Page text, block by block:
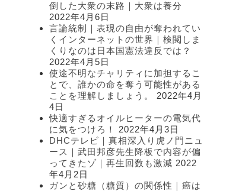
倒した大衆の末路｜大衆は養分
2022年4月6日
言論統制｜表現の自由が奪われてい
くインターネットの世界｜検閲しま
くりなのは日本国憲法違反では？
2022年4月5日
使途不明なチャリティに加担するこ
とで、誰かの命を奪う可能性がある
ことを理解しましょう。
2022年4月
4日
快適すぎるオイルヒーターの電気代
に気をつけろ！
2022年4月3日
DHCテレビ｜真相深入り虎ノ門ニュ
ース｜武田邦彦先生降板で内容が偏
ってきたゾ｜再生回数も激減 2022
年4月2日
ガンと砂糖（糖質）の関係性｜癌は